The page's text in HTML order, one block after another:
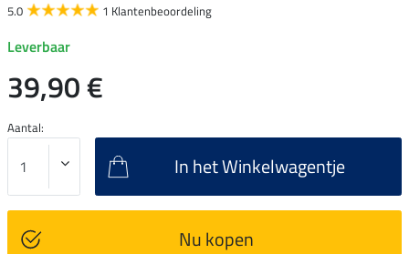
5.0 1 Klantenbeoordeling
Leverbaar
39,90 €
Aantal:
In het Winkelwagentje
Nu kopen